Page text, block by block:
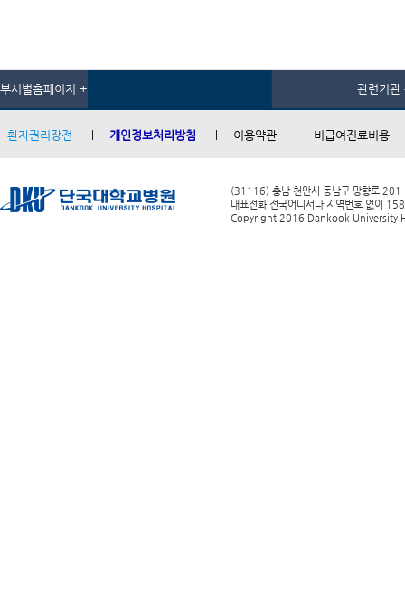
부서별홈페이지 + 관련기관
환자권리장전 개인정보처리방침 이용약관 비급여진료비용
(31116) 충남 천안시 동남구 망향로 201
대표전화 전국어디서나 지역번호 없이
Copyright 2016 Dankook University